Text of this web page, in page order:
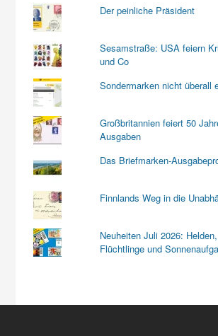
Der peinliche Präsident
Sesamstraße: USA feiern
und Co
Sondermarken nicht überall
Großbritannien feiert 50
Ausgaben
Das Briefmarken-
Finnlands Weg in die
Neuheiten Juli 2026:
Flüchtlinge und